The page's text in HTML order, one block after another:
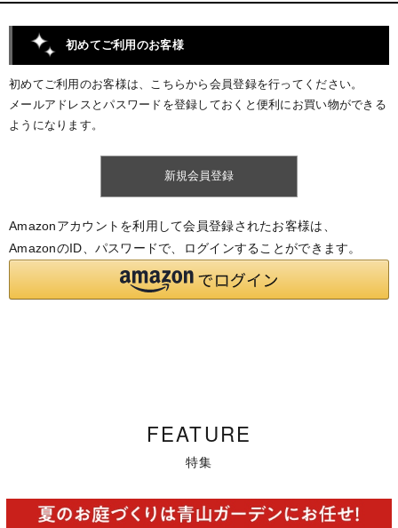
初めてご利用のお客様
初めてご利用のお客様は、こちらから会員登録を行ってください。
メールアドレスとパスワードを登録しておくと便利にお買い物ができる
ようになります。
Amazonアカウントを利用して会員登録されたお客様は、
AmazonのID、パスワードで、ログインすることができます。
FEATURE
特集